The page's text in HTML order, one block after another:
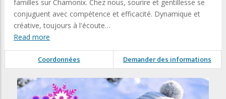
familles sur Chamonix. Chez nous, sourire et gentillesse se
conjuguent avec compétence et efficacité. Dynamique et
créative, toujours à l'écoute…
Read more
Coordonnées Demander des informations